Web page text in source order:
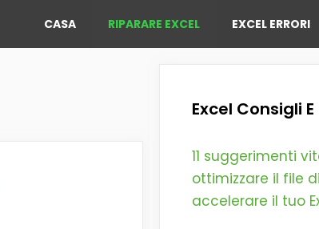
CASA RIPARARE EXCEL EXCEL ERRORI
Excel Consigli
11 suggerimenti
ottimizzare il file
accelerare il tuo